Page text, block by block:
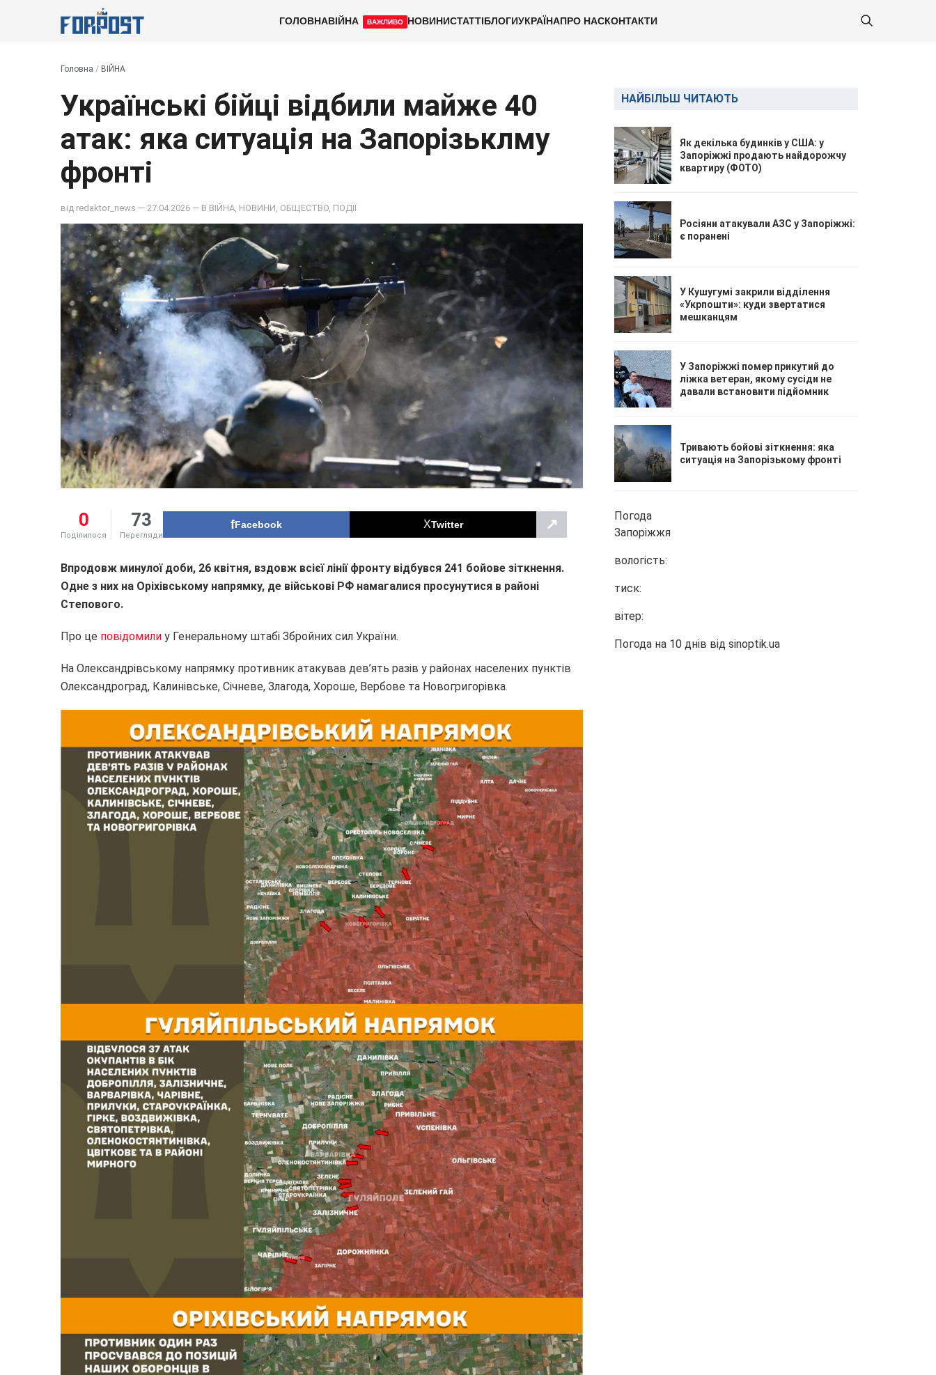
ГОЛОВНАВІЙНА ВАЖЛИВО НОВИНИСТАТТІБЛОГИУКРАЇНАПРО НАСКОНТАКТИ
Головна / ВІЙНА
Українські бійці відбили майже 40
атак: яка ситуація на Запорізьклму
фронті
від redaktor_news — 27.04.2026 — В ВІЙНА НОВИНИ ОБЩЕСТВО ПОДІЇ
0
Поділилося
73
Перегляди
Facebook Twitter ↗
Впродовж минулої доби, 26 квітня, вздовж всієї лінії фронту відбувся 241 бойове зіткнення.
Одне з них на Оріхівському напрямку, де військові РФ намагалися просунутися в районі
Степового.
Про це повідомили у Генеральному штабі Збройних сил України.
На Олександрівському напрямку противник атакував дев’ять разів у районах населених пунктів
Олександроград, Калинівське, Січневе, Злагода, Хороше, Вербове та Новогригорівка.
НАЙБІЛЬШ ЧИТАЮТЬ
Як декілька будинків у США: у
Запоріжжі продають найдорожчу
квартиру (ФОТО)
Росіяни атакували АЗС у Запоріжжі:
є поранені
У Кушугумі закрили відділення
«Укрпошти»: куди звертатися
мешканцям
У Запоріжжі помер прикутий до
ліжка ветеран, якому сусіди не
давали встановити підйомник
Тривають бойові зіткнення: яка
ситуація на Запорізькому фронті
Погода
Запоріжжя
вологість:
тиск:
вітер:
Погода на 10 днів від sinoptik.ua